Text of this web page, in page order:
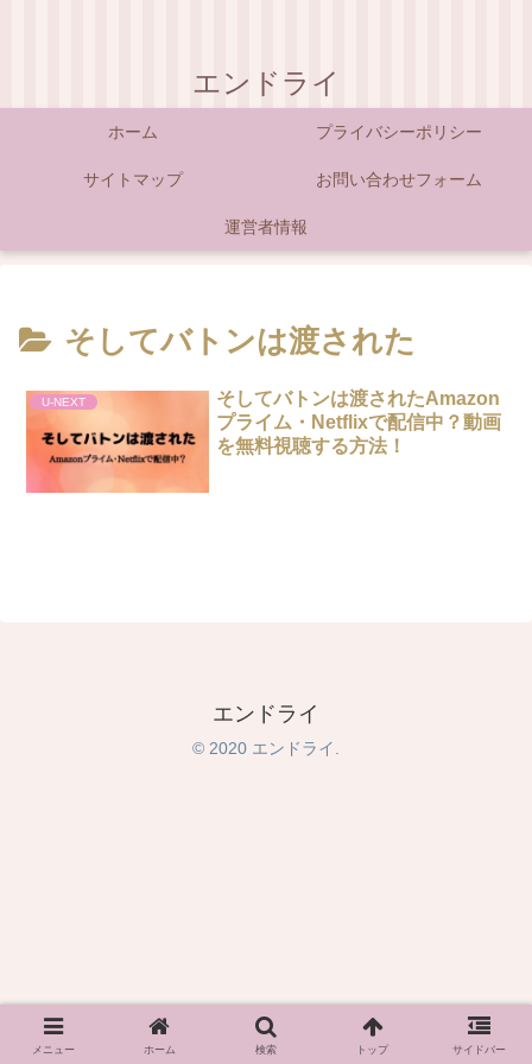
エンドライ
ホーム プライバシーポリシー
サイトマップ お問い合わせフォーム
運営者情報
そしてバトンは渡された
U-NEXT
そしてバトンは渡されたAmazon
プライム・Netflixで配信中？動画
を無料視聴する方法！
エンドライ
© 2020 エンドライ.
メニュー ホーム 検索 トップ サイドバー